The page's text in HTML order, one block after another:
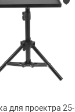
для проектра 25-